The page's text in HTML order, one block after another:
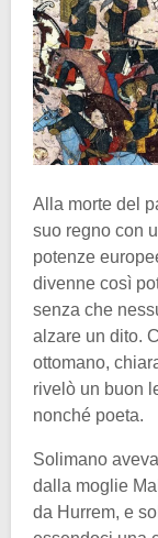
Alla morte del
suo regno con
potenze
divenne così
senza che
alzare un dito.
ottomano,
rivelò un buon
nonché poeta.
Solimano
dalla moglie
da Hurrem, e